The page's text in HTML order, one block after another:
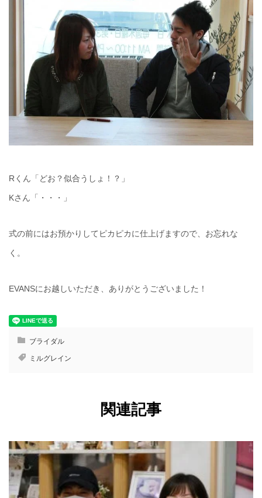
Rくん「どお？似合うしょ！？」
Kさん「・・・」
式の前にはお預かりしてピカピカに仕上げますので、お忘れな
く。
EVANSにお越しいただき、ありがとうございました！
ブライダル
ミルグレイン
関連記事